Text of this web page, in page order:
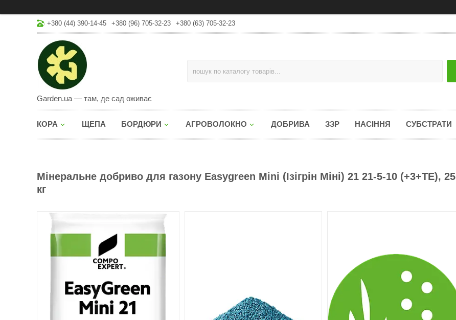
+380 (44) 390-14-45 +380 (96) 705-32-23 +380 (63) 705-32-23
Garden.ua — там, де сад оживає
КОРА ЩЕПА БОРДЮРИ АГРОВОЛОКНО ДОБРИВА ЗЗР НАСІННЯ СУБСТРАТИ
Мінеральне добриво для газону Easygreen Mini (Ізігрін Міні) 21 21-5-10 (+3+TE), 25
кг